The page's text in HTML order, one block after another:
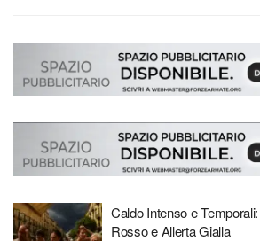
Caldo Intenso e
Rosso e Allerta Gialla